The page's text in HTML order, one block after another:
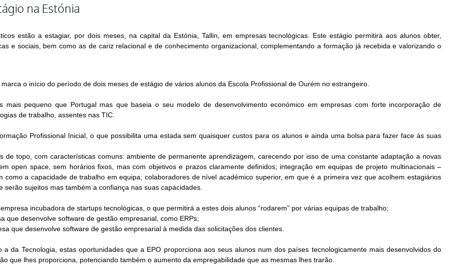
na Estónia
estão a estagiar, por dois meses, na capital da Estónia, Tallin, em empresas tecnológicas. Este estágio permitirá aos alunos obter,
e sociais, bem como as de cariz relacional e de conhecimento organizacional, complementando a formação já recebida e valorizando o
o início do período de dois meses de estágio de vários alunos da Escola Profissional de Ourém no estrangeiro.
pequeno que Portugal mas que baseia o seu modelo de desenvolvimento económico em empresas com forte incorporação de
de trabalho, assentes nas TIC.
Profissional Inicial, o que possibilita uma estada sem quaisquer custos para os alunos e ainda uma bolsa para fazer face às suas
de topo, com características comuns: ambiente de permanente aprendizagem, carecendo por isso de uma constante adaptação a novas
open space, sem horários fixos, mas com objetivos e prazos claramente definidos; integração em equipas de projeto multinacionais –
a capacidade de trabalho em equipa; colaboradores de nível académico superior, em que é a primeira vez que acolhem estagiários
sujeitos mas também a confiança nas suas capacidades.
incubadora de startups tecnológicas, o que permitirá a estes dois alunos “rodarem” por várias equipas de trabalho;
que desenvolve software de gestão empresarial, como ERPs;
que desenvolve software de gestão empresarial à medida das solicitações dos clientes.
da Tecnologia, estas oportunidades que a EPO proporciona aos seus alunos num dos países tecnologicamente mais desenvolvidos do
que lhes proporciona, potenciando também o aumento da empregabilidade que as mesmas lhes trarão.